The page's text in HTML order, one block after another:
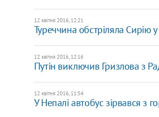
12 квітня 2016, 12:21
Туреччина обстріляла Сирію
12 квітня 2016, 12:16
Путін виключив Гризлова з
12 квітня 2016, 11:54
У Непалі автобус зірвався з